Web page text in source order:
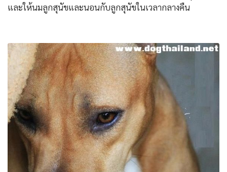
และให้นมลูกสุนัขและนอนกับลูกสุนัขในเวลากลางคืน